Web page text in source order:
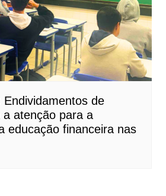
de
a atenção para a
educação financeira nas